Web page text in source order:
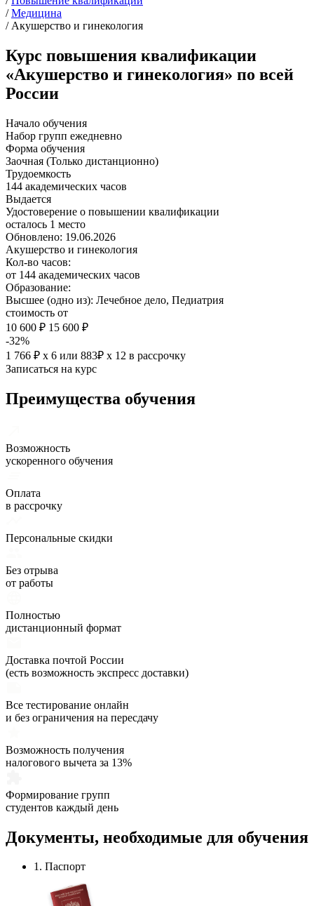
/ Медицина
/ Акушерство и гинекология
Курс повышения квалификации
«Акушерство и гинекология» по всей
России
Начало обучения
Набор групп ежедневно
Форма обучения
Заочная (Только дистанционно)
Трудоемкость
144 академических часов
Выдается
Удостоверение о повышении квалификации
осталось 1 место
Обновлено: 19.06.2026
Акушерство и гинекология
Кол-во часов:
от 144 академических часов
Образование:
Высшее (одно из): Лечебное дело, Педиатрия
стоимость от
10 600 ₽ 15 600 ₽
-32%
1 766 ₽ х 6 или 883₽ х 12 в рассрочку
Записаться на курс
Преимущества обучения
Возможность
ускоренного обучения
Оплата
в рассрочку
Персональные скидки
Без отрыва
от работы
Полностью
дистанционный формат
Доставка почтой России
(есть возможность экспресс доставки)
Все тестирование онлайн
и без ограничения на пересдачу
Возможность получения
налогового вычета за 13%
Формирование групп
студентов каждый день
Документы, необходимые для обучения
1. Паспорт